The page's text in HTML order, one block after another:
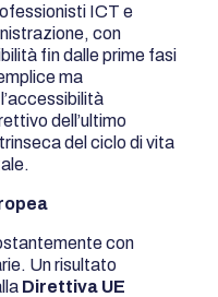
ICT e
con
fin dalle prime fasi
ma
dell’ultimo
del ciclo di vita
con
Un risultato
Direttiva UE